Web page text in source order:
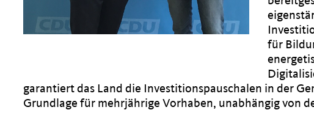
für
garantiert das Land die Investitionspauschalen in der
Grundlage für mehrjährige Vorhaben, unabhängig von